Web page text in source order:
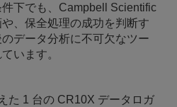
下でも、Campbell Scientific
、保全処理の成功を判断す
データ分析に不可欠なツー
います。
た 1 台の CR10X データロガ